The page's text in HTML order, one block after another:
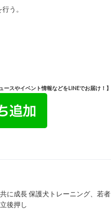
う。
ースやイベント情報などをLINEでお届け！】
に成長 保護犬トレーニング、若者
後押し